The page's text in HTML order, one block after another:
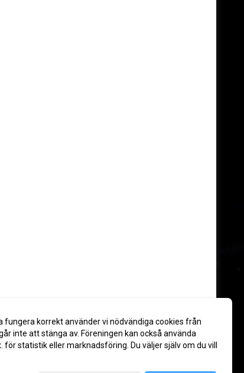
fungera korrekt använder vi nödvändiga cookies från
inte att stänga av. Föreningen kan också använda
för statistik eller marknadsföring. Du väljer själv om du vill